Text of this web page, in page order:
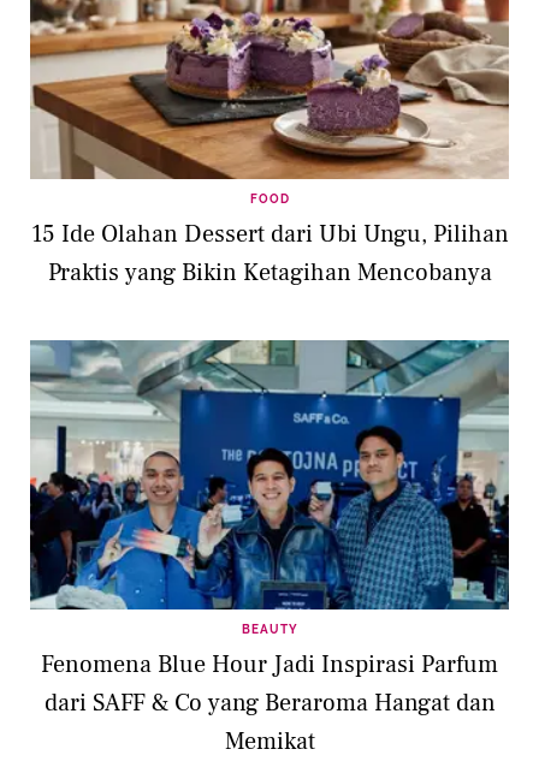
FOOD
15 Ide Olahan Dessert dari Ubi Ungu, Pilihan
Praktis yang Bikin Ketagihan Mencobanya
BEAUTY
Fenomena Blue Hour Jadi Inspirasi Parfum
dari SAFF & Co yang Beraroma Hangat dan
Memikat